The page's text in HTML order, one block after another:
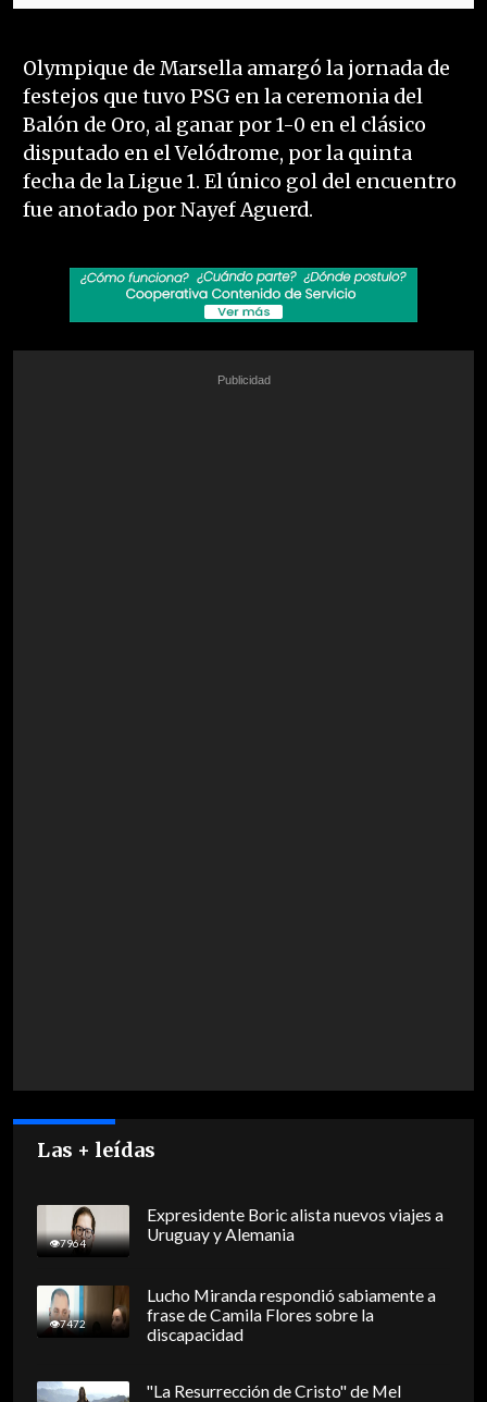
Olympique de Marsella amargó la jornada de
festejos que tuvo PSG en la ceremonia del
Balón de Oro, al ganar por 1-0 en el clásico
disputado en el Velódrome, por la quinta
fecha de la Ligue 1. El único gol del encuentro
fue anotado por Nayef Aguerd.
Las + leídas
7964
Expresidente Boric alista nuevos viajes a
Uruguay y Alemania
7472
Lucho Miranda respondió sabiamente a
frase de Camila Flores sobre la
discapacidad
"La Resurrección de Cristo" de Mel